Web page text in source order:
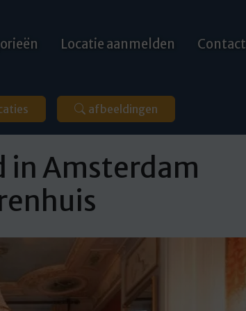
Locatie aanmelden Contact
afbeeldingen
in Amsterdam